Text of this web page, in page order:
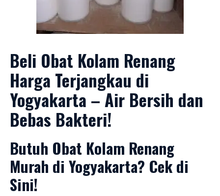
Beli Obat Kolam Renang
Harga Terjangkau di
Yogyakarta – Air Bersih dan
Bebas Bakteri!
Butuh Obat Kolam Renang
Murah di Yogyakarta? Cek di
Sini!